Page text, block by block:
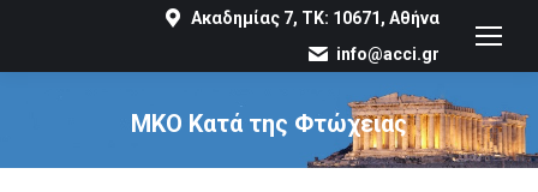
Ακαδημίας 7, ΤΚ: 10671, Αθήνα
info@acci.gr
ΜΚΟ Κατά της Φτώχειας
You are here: